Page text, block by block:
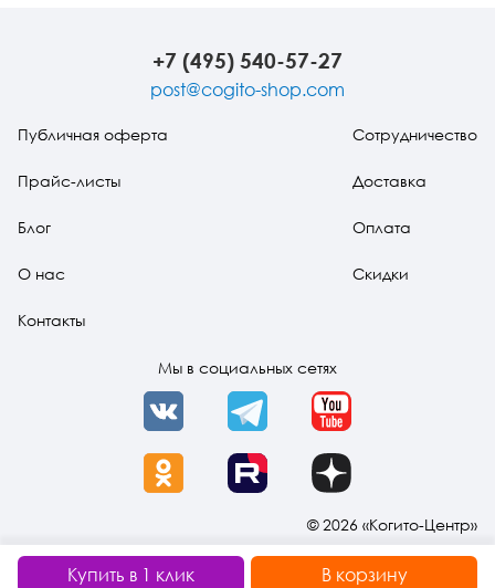
В корзину
Купить в 1 клик
+7 (495) 540-57-27
post@cogito-shop.com
Публичная оферта
Прайс-листы
Блог
О нас
Контакты
Сотрудничество
Доставка
Оплата
Скидки
Мы в социальных сетях
VK Telegram YouTube
OK Rutube Dzen
© 2026 «Когито-Центр»